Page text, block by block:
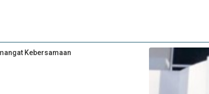
Kebersamaan